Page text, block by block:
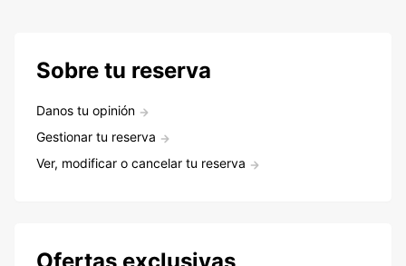
Sobre tu reserva
Danos tu opinión
Gestionar tu reserva
Ver, modificar o cancelar tu reserva